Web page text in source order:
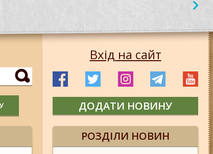
Вхід на сайт
ДОДАТИ НОВИНУ
РОЗДІЛИ НОВИН